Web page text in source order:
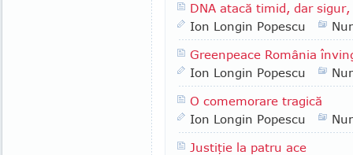
DNA atacă timid, dar
Ion Longin Popescu
Greenpeace România
Ion Longin Popescu
O comemorare tragică
Ion Longin Popescu
Justiţie la patru ace